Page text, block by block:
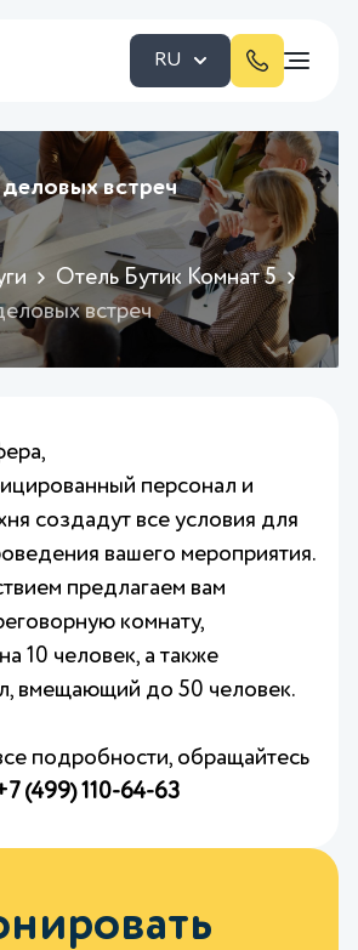
RU
встреч
Отель Бутик Комнат 5
встреч
персонал и
создадут все условия для
вашего мероприятия.
предлагаем вам
комнату,
10 человек, а также
вмещающий до 50 человек.
подробности, обращайтесь
(499) 110-64-63